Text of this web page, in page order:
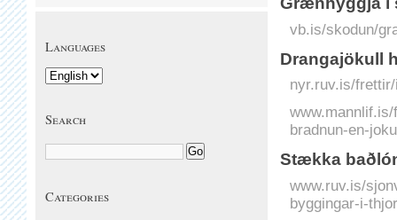
vb.is/skodun/
Drangajökull
nyr.ruv.is/
bradnun-en-
Stækka
www.ruv.is/
byggingar-i-
Languages
Search
Categories